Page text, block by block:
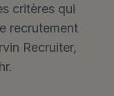
critères qui
recrutement
Recruiter,